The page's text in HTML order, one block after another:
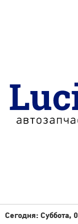
Сегодня: Суббота,